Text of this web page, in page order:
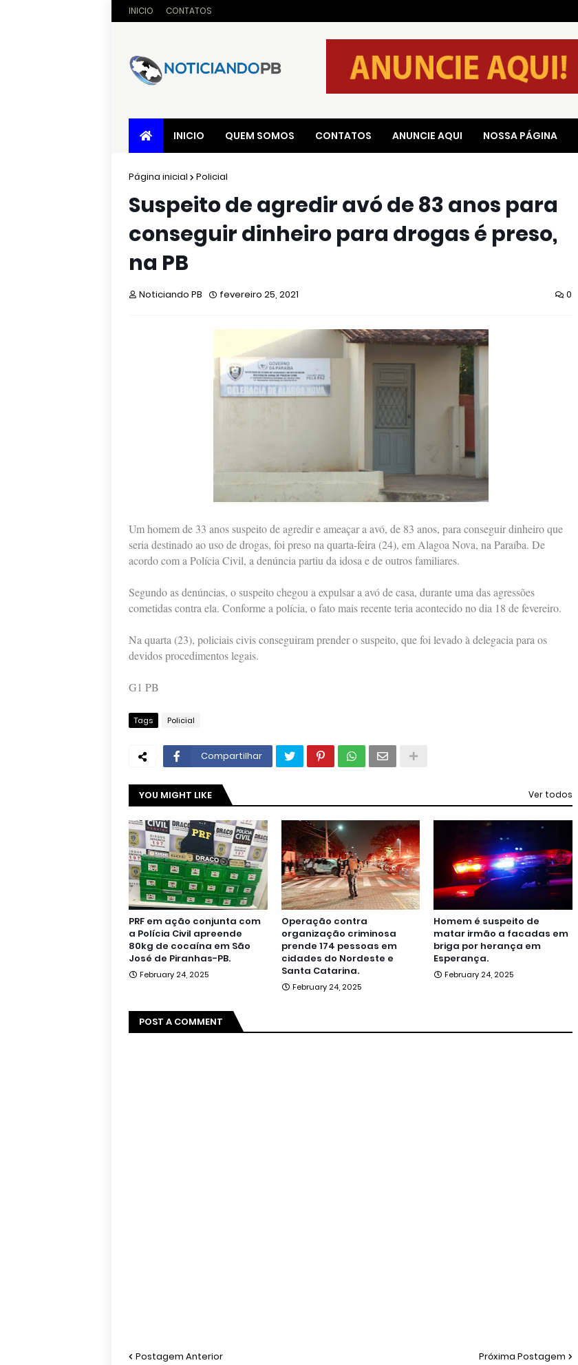
INICIO CONTATOS
INICIO QUEM SOMOS CONTATOS ANUNCIE AQUI NOSSA PÁGINA
Página inicial Policial
Suspeito de agredir avó de 83 anos para
conseguir dinheiro para drogas é preso,
na PB
Noticiando PB fevereiro 25, 2021 0
Um homem de 33 anos suspeito de agredir e ameaçar a avó, de 83 anos, para conseguir dinheiro que
seria destinado ao uso de drogas, foi preso na quarta-feira (24), em Alagoa Nova, na Paraíba. De
acordo com a Polícia Civil, a denúncia partiu da idosa e de outros familiares.
Segundo as denúncias, o suspeito chegou a expulsar a avó de casa, durante uma das agressões
cometidas contra ela. Conforme a polícia, o fato mais recente teria acontecido no dia 18 de fevereiro.
Na quarta (23), policiais civis conseguiram prender o suspeito, que foi levado à delegacia para os
devidos procedimentos legais.
G1 PB
Tags Policial
Compartilhar
YOU MIGHT LIKE Ver todos
PRF em ação conjunta com
a Polícia Civil apreende
80kg de cocaína em São
José de Piranhas-PB.
February 24, 2025
Operação contra
organização criminosa
prende 174 pessoas em
cidades do Nordeste e
Santa Catarina.
February 24, 2025
Homem é suspeito de
matar irmão a facadas em
briga por herança em
Esperança.
February 24, 2025
POST A COMMENT
Postagem Anterior Próxima Postagem